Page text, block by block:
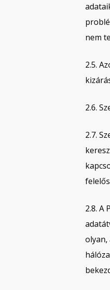
nem
2.5.
2.6.
2.7.
2.8. A
olyan,